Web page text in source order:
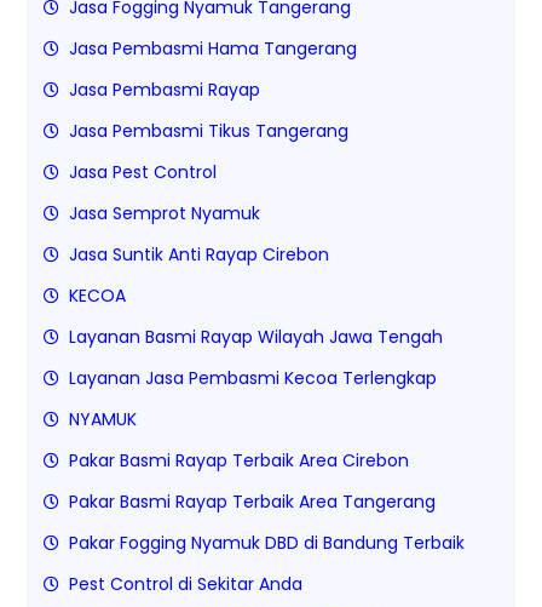
Jasa Fogging Nyamuk Tangerang
Jasa Pembasmi Hama Tangerang
Jasa Pembasmi Rayap
Jasa Pembasmi Tikus Tangerang
Jasa Pest Control
Jasa Semprot Nyamuk
Jasa Suntik Anti Rayap Cirebon
KECOA
Layanan Basmi Rayap Wilayah Jawa Tengah
Layanan Jasa Pembasmi Kecoa Terlengkap
NYAMUK
Pakar Basmi Rayap Terbaik Area Cirebon
Pakar Basmi Rayap Terbaik Area Tangerang
Pakar Fogging Nyamuk DBD di Bandung Terbaik
Pest Control di Sekitar Anda